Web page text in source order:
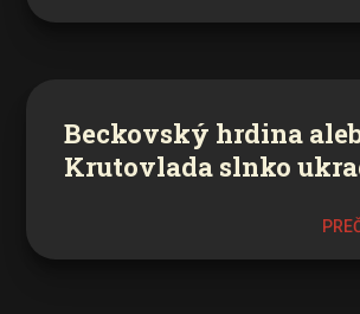
Beckovský hrdina
Krutovlada slnko